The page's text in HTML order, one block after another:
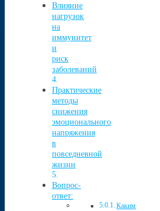
Влияние
нагрузок
на
иммунитет
и
риск
заболеваний
Практические
методы
снижения
эмоционального
напряжения
в
повседневной
жизни
Вопрос-
ответ:
Каким